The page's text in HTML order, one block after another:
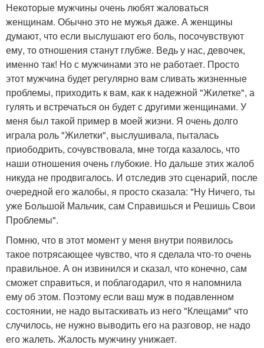
Некоторые мужчины очень любят жаловаться
женщинам. Обычно это не мужья даже. А женщины
думают, что если выслушают его боль, посочувствуют
ему, то отношения станут глубже. Ведь у нас, девочек,
именно так! Но с мужчинами это не работает. Просто
этот мужчина будет регулярно вам сливать жизненные
проблемы, приходить к вам, как к надежной "Жилетке", а
гулять и встречаться он будет с другими женщинами. У
меня был такой пример в моей жизни. Я очень долго
играла роль "Жилетки", выслушивала, пыталась
приободрить, сочувствовала, мне тогда казалось, что
наши отношения очень глубокие. Но дальше этих жалоб
никуда не продвигалось. И отследив это сценарий, после
очередной его жалобы, я просто сказала: "Ну Ничего, ты
уже Большой Мальчик, сам Справишься и Решишь Свои
Проблемы".
Помню, что в этот момент у меня внутри появилось
такое потрясающее чувство, что я сделала что-то очень
правильное. А он извинился и сказал, что конечно, сам
сможет справиться, и поблагодарил, что я напомнила
ему об этом. Поэтому если ваш муж в подавленном
состоянии, не надо вытаскивать из него "Клещами" что
случилось, не нужно выводить его на разговор, не надо
его жалеть. Жалость мужчину унижает.